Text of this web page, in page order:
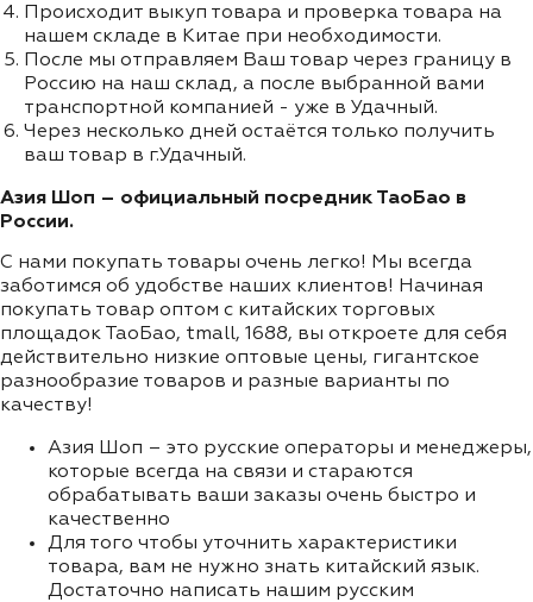
Происходит выкуп товара и проверка товара на
нашем складе в Китае при необходимости.
После мы отправляем Ваш товар через границу в
Россию на наш склад, а после выбранной вами
транспортной компанией - уже в Удачный.
Через несколько дней остаётся только получить
ваш товар в г.Удачный.
Азия Шоп – официальный посредник ТаоБао в
России.
С нами покупать товары очень легко! Мы всегда
заботимся об удобстве наших клиентов! Начиная
покупать товар оптом с китайских торговых
площадок ТаоБао, tmall, 1688, вы откроете для себя
действительно низкие оптовые цены, гигантское
разнообразие товаров и разные варианты по
качеству!
Азия Шоп – это русские операторы и менеджеры,
которые всегда на связи и стараются
обрабатывать ваши заказы очень быстро и
качественно
Для того чтобы уточнить характеристики
товара, вам не нужно знать китайский язык.
Достаточно написать нашим русским